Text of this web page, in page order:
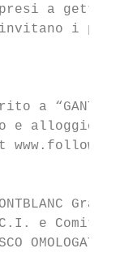
a
i
a “GANTEN
alloggio
e
OMOLOGATO.